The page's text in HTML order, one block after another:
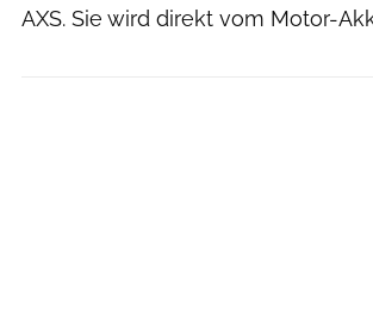
AXS. Sie wird direkt vom Motor-